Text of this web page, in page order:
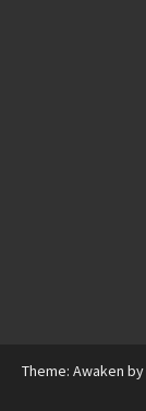
Theme: Awaken by